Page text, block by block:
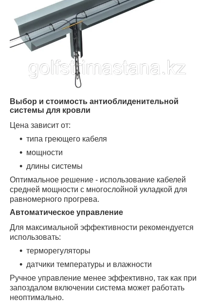
Выбор и стоимость антиоблиденительной
системы для кровли
Цена зависит от:
типа греющего кабеля
мощности
длины системы
Оптимальное решение - использование кабелей
средней мощности с многослойной укладкой для
равномерного прогрева.
Автоматическое управление
Для максимальной эффективности рекомендуется
использовать:
терморегуляторы
датчики температуры и влажности
Ручное управление менее эффективно, так как при
запоздалом включении система может работать
неоптимально.